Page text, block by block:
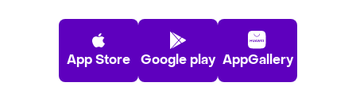
App Store Google play AppGallery